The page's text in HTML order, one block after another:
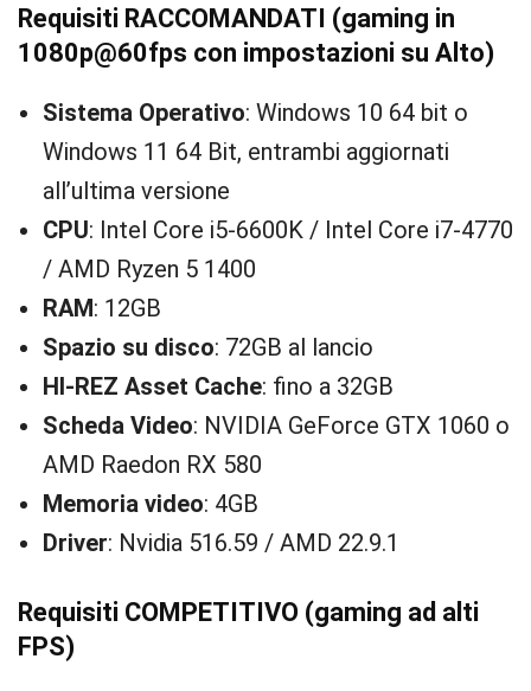
Requisiti RACCOMANDATI (gaming in
1080p@60fps con impostazioni su Alto)
Sistema Operativo: Windows 10 64 bit o
Windows 11 64 Bit, entrambi aggiornati
all’ultima versione
CPU: Intel Core i5-6600K / Intel Core i7-4770
/ AMD Ryzen 5 1400
RAM: 12GB
Spazio su disco: 72GB al lancio
HI-REZ Asset Cache: fino a 32GB
Scheda Video: NVIDIA GeForce GTX 1060 o
AMD Raedon RX 580
Memoria video: 4GB
Driver: Nvidia 516.59 / AMD 22.9.1
Requisiti COMPETITIVO (gaming ad alti
FPS)